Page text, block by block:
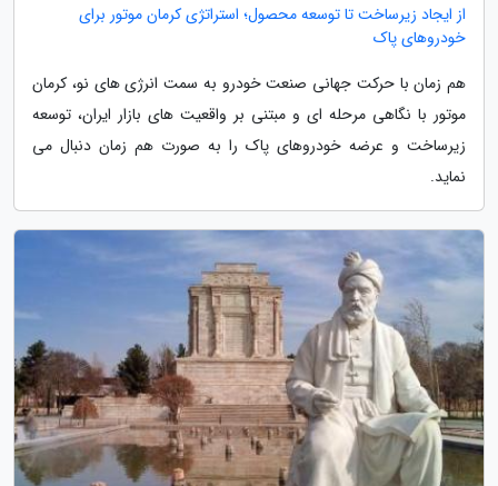
از ایجاد زیرساخت تا توسعه محصول؛ استراتژی کرمان موتور برای
خودروهای پاک
هم زمان با حرکت جهانی صنعت خودرو به سمت انرژی های نو، کرمان
موتور با نگاهی مرحله ای و مبتنی بر واقعیت های بازار ایران، توسعه
زیرساخت و عرضه خودروهای پاک را به صورت هم زمان دنبال می
نماید.